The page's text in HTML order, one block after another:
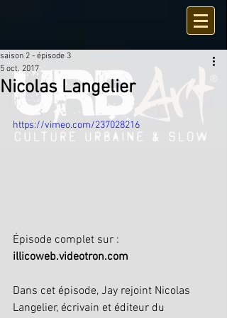
Nicolas Langelier
saison 2 - épisode 3
5 oct. 2017
https://vimeo.com/237028216
Épisode complet sur :
illicoweb.videotron.com
Dans cet épisode, Jay rejoint Nicolas
Langelier, écrivain et éditeur du